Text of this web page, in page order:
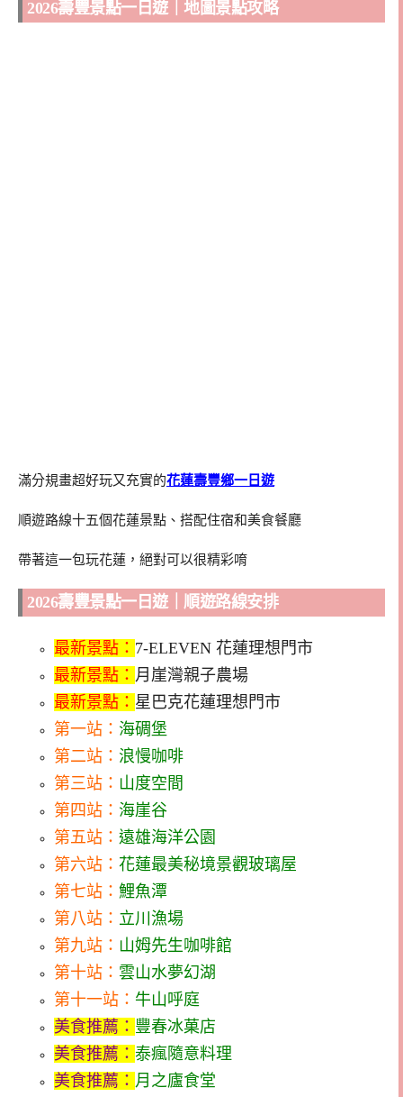
2026壽豐景點一日遊｜地圖景點攻略
滿分規畫超好玩又充實的花蓮壽豐鄉一日遊
順遊路線十五個花蓮景點、搭配住宿和美食餐廳
帶著這一包玩花蓮，絕對可以很精彩唷
2026壽豐景點一日遊｜順遊路線安排
最新景點： 7-ELEVEN 花蓮理想門市
最新景點： 月崖灣親子農場
最新景點： 星巴克花蓮理想門市
第一站： 海碉堡
第二站： 浪慢咖啡
第三站： 山度空間
第四站： 海崖谷
第五站： 遠雄海洋公園
第六站： 花蓮最美秘境景觀玻璃屋
第七站： 鯉魚潭
第八站： 立川漁場
第九站： 山姆先生咖啡館
第十站： 雲山水夢幻湖
第十一站： 牛山呼庭
美食推薦： 豐春冰菓店
美食推薦： 泰瘋隨意料理
美食推薦： 月之廬食堂